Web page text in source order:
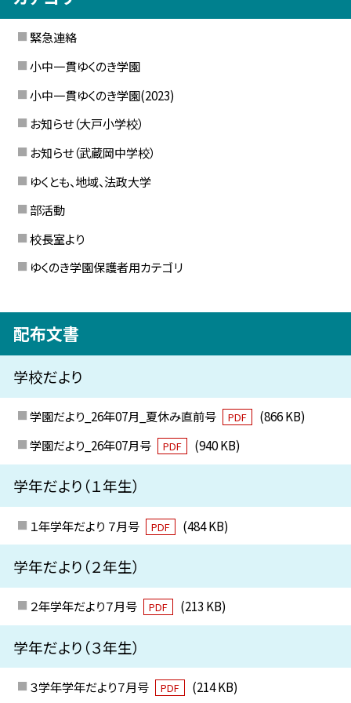
緊急連絡
小中一貫ゆくのき学園
小中一貫ゆくのき学園(2023)
お知らせ（大戸小学校）
お知らせ（武蔵岡中学校）
ゆくとも、地域、法政大学
部活動
校長室より
ゆくのき学園保護者用カテゴリ
配布文書
学校だより
学園だより_26年07月_夏休み直前号 PDF
(866 KB)
学園だより_26年07月号
PDF (940 KB)
学年だより（１年生）
１年学年だより ７月号 PDF (484 KB)
学年だより（２年生）
２年学年だより７月号 PDF (213 KB)
学年だより（３年生）
３学年学年だより７月号 PDF (214 KB)